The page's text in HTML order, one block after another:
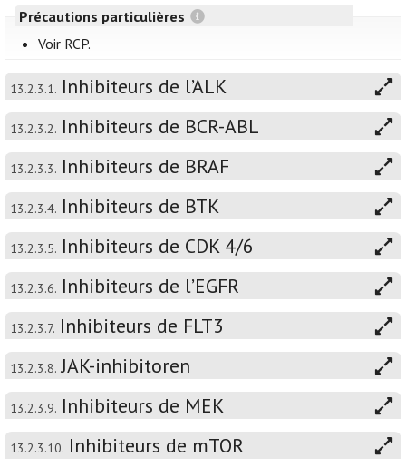
Précautions particulières
Voir RCP.
13.2.3.1. Inhibiteurs de l’ALK
13.2.3.2. Inhibiteurs de BCR-ABL
13.2.3.3. Inhibiteurs de BRAF
13.2.3.4. Inhibiteurs de BTK
13.2.3.5. Inhibiteurs de CDK 4/6
13.2.3.6. Inhibiteurs de l’EGFR
13.2.3.7. Inhibiteurs de FLT3
13.2.3.8. JAK-inhibitoren
13.2.3.9. Inhibiteurs de MEK
13.2.3.10. Inhibiteurs de mTOR